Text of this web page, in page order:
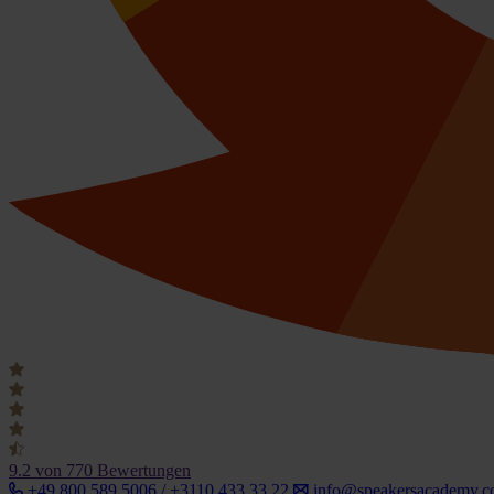
9.2 von 770 Bewertungen
+49 800 589 5006 / +3110 433 33 22